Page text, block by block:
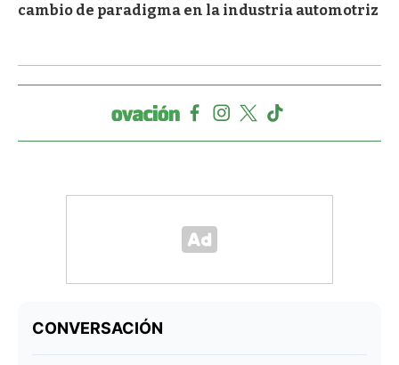
cambio de paradigma en la industria automotriz